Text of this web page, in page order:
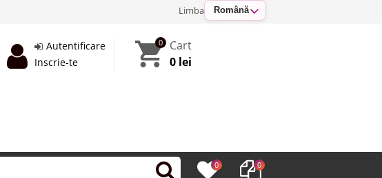
Limba Română
Autentificare
Inscrie-te
0
Cart
0 lei
0 0